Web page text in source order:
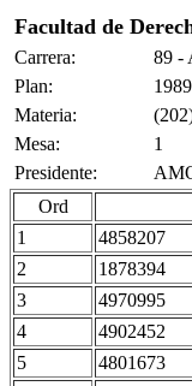
Facultad de
Carrera:
89 -
Plan:
1989
Materia:
Mesa:
1
Presidente:
Ord
1
4858207
2 1878394
3 4970995
4 4902452
5 4801673